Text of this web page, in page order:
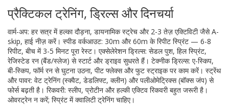
प्रैक्टिकल ट्रेनिंग, ड्रिल्स और दिनचर्या
वार्म-अप: हर सत्र में हल्का दौड़ना, डायनामिक स्ट्रेच और 2-3 तेज़ एक्टिविटी जैसे A-
skip, हाई नीज़ करें। स्पीड वर्कआउट: 30m और 60m के रिपीट स्प्रिंट — 6-8
रिपीट, बीच में 3-5 मिनट पूरा रेस्ट। एक्सेलेरेशन ड्रिल्स: सेडल पुश, हिल स्प्रिंट,
रेजिस्टेड रन (बैंड/स्लेज) से स्टार्ट और ड्राइव सुधरते हैं। टेक्नीक ड्रिल्स: ए-स्किप,
बी-स्किप, फॉर्म रन से घुटना उठना, पीट फ्लेक्स और फुट स्ट्राइक पर काम करें। स्ट्रेंथ
और पावर: वेट ट्रेनिंग (स्क्वैट, डेडलिफ्ट, क्लीन) और पलीओमेट्रिक्स (बॉक्स जंप) से
फोर्स बढ़ती है। रिकवरी: स्लीप, प्रोटीन और हल्की एक्टिव रिकवरी बहुत जरूरी है।
ओवरट्रेन न करें; स्प्रिंट में क्वालिटी ट्रेनिंग चाहिए।